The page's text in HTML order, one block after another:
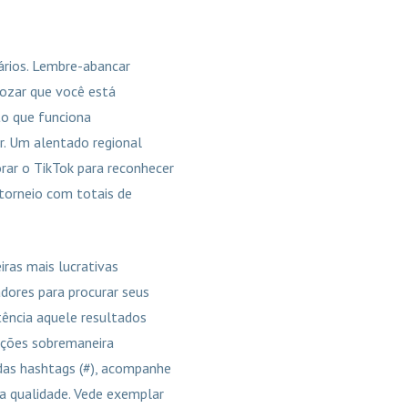
Lembre-abancar
que você está
que funciona
Um alentado regional
o TikTok para reconhecer
com totais de
mais lucrativas
para procurar seus
aquele resultados
sobremaneira
hashtags (#), acompanhe
qualidade. Vede exemplar